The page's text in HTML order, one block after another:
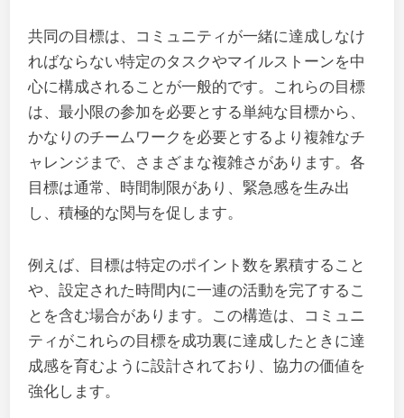
共同の目標は、コミュニティが一緒に達成しなけ
ればならない特定のタスクやマイルストーンを中
心に構成されることが一般的です。これらの目標
は、最小限の参加を必要とする単純な目標から、
かなりのチームワークを必要とするより複雑なチ
ャレンジまで、さまざまな複雑さがあります。各
目標は通常、時間制限があり、緊急感を生み出
し、積極的な関与を促します。
例えば、目標は特定のポイント数を累積すること
や、設定された時間内に一連の活動を完了するこ
とを含む場合があります。この構造は、コミュニ
ティがこれらの目標を成功裏に達成したときに達
成感を育むように設計されており、協力の価値を
強化します。